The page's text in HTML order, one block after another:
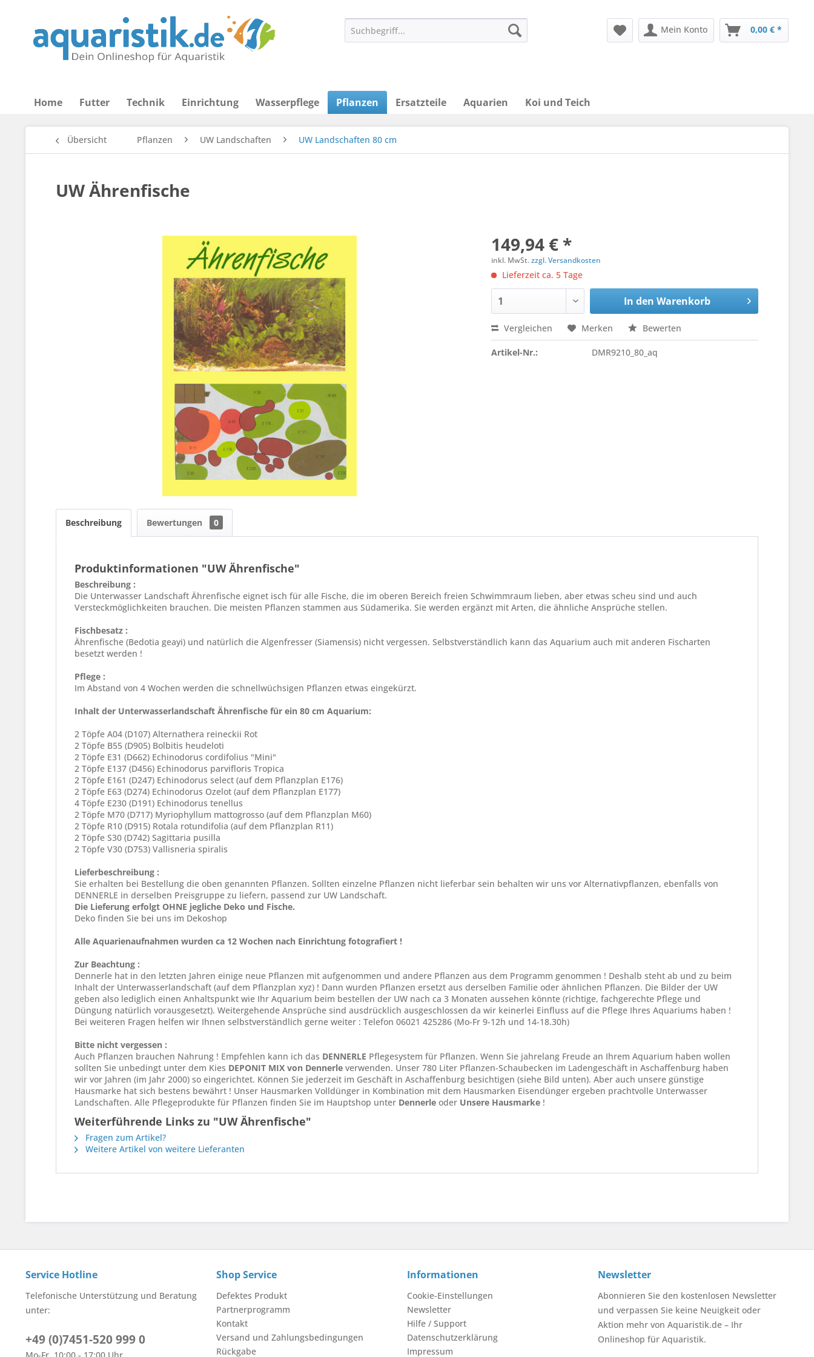
Mein Konto 0,00 € *
Home Futter Technik Einrichtung Wasserpflege Pflanzen Ersatzteile Aquarien Koi und Teich
Übersicht Pflanzen UW Landschaften UW Landschaften 80 cm
UW Ährenfische
149,94 € *
inkl. MwSt.zzgl. Versandkosten
Lieferzeit ca. 5 Tage
In den Warenkorb
Vergleichen Merken Bewerten
Artikel-Nr.: DMR9210_80_aq
Beschreibung Bewertungen 0
Produktinformationen "UW Ährenfische"
Beschreibung :
Die Unterwasser Landschaft Ährenfische eignet isch für alle Fische, die im oberen Bereich freien Schwimmraum lieben, aber etwas scheu sind und auch
Versteckmöglichkeiten brauchen. Die meisten Pflanzen stammen aus Südamerika. Sie werden ergänzt mit Arten, die ähnliche Ansprüche stellen.
Fischbesatz :
Ährenfische (Bedotia geayi) und natürlich die Algenfresser (Siamensis) nicht vergessen. Selbstverständlich kann das Aquarium auch mit anderen Fischarten
besetzt werden !
Pflege :
Im Abstand von 4 Wochen werden die schnellwüchsigen Pflanzen etwas eingekürzt.
Inhalt der Unterwasserlandschaft Ährenfische für ein 80 cm Aquarium:
2 Töpfe A04 (D107) Alternathera reineckii Rot
2 Töpfe B55 (D905) Bolbitis heudeloti
2 Töpfe E31 (D662) Echinodorus cordifolius "Mini"
2 Töpfe E137 (D456) Echinodorus parvifloris Tropica
2 Töpfe E161 (D247) Echinodorus select (auf dem Pflanzplan E176)
2 Töpfe E63 (D274) Echinodorus Ozelot (auf dem Pflanzplan E177)
4 Töpfe E230 (D191) Echinodorus tenellus
2 Töpfe M70 (D717) Myriophyllum mattogrosso (auf dem Pflanzplan M60)
2 Töpfe R10 (D915) Rotala rotundifolia (auf dem Pflanzplan R11)
2 Töpfe S30 (D742) Sagittaria pusilla
2 Töpfe V30 (D753) Vallisneria spiralis
Lieferbeschreibung :
Sie erhalten bei Bestellung die oben genannten Pflanzen. Sollten einzelne Pflanzen nicht lieferbar sein behalten wir uns vor Alternativpflanzen, ebenfalls von
DENNERLE in derselben Preisgruppe zu liefern, passend zur UW Landschaft.
Die Lieferung erfolgt OHNE jegliche Deko und Fische.
Deko finden Sie bei uns im Dekoshop
Alle Aquarienaufnahmen wurden ca 12 Wochen nach Einrichtung fotografiert !
Zur Beachtung :
Dennerle hat in den letzten Jahren einige neue Pflanzen mit aufgenommen und andere Pflanzen aus dem Programm genommen ! Deshalb steht ab und zu beim
Inhalt der Unterwasserlandschaft (auf dem Pflanzplan xyz) ! Dann wurden Pflanzen ersetzt aus derselben Familie oder ähnlichen Pflanzen. Die Bilder der UW
geben also lediglich einen Anhaltspunkt wie Ihr Aquarium beim bestellen der UW nach ca 3 Monaten aussehen könnte (richtige, fachgerechte Pflege und
Düngung natürlich vorausgesetzt). Weitergehende Ansprüche sind ausdrücklich ausgeschlossen da wir keinerlei Einfluss auf die Pflege Ihres Aquariums haben !
Bei weiteren Fragen helfen wir Ihnen selbstverständlich gerne weiter : Telefon 06021 425286 (Mo-Fr 9-12h und 14-18.30h)
Bitte nicht vergessen :
Auch Pflanzen brauchen Nahrung ! Empfehlen kann ich das DENNERLE Pflegesystem für Pflanzen. Wenn Sie jahrelang Freude an Ihrem Aquarium haben wollen
sollten Sie unbedingt unter dem Kies DEPONIT MIX von Dennerle verwenden. Unser 780 Liter Pflanzen-Schaubecken im Ladengeschäft in Aschaffenburg haben
wir vor Jahren (im Jahr 2000) so eingerichtet. Können Sie jederzeit im Geschäft in Aschaffenburg besichtigen (siehe Bild unten). Aber auch unsere günstige
Hausmarke hat sich bestens bewährt ! Unser Hausmarken Volldünger in Kombination mit dem Hausmarken Eisendünger ergeben prachtvolle Unterwasser
Landschaften. Alle Pflegeprodukte für Pflanzen finden Sie im Hauptshop unter Dennerle oder Unsere Hausmarke !
Weiterführende Links zu "UW Ährenfische"
Fragen zum Artikel?
Weitere Artikel von weitere Lieferanten
Service Hotline
Telefonische Unterstützung und Beratung
unter:
+49 (0)7451-520 999 0
Shop Service
Defektes Produkt
Partnerprogramm
Kontakt
Versand und Zahlungsbedingungen
Rückgabe
Informationen
Cookie-Einstellungen
Newsletter
Hilfe / Support
Datenschutzerklärung
Impressum
Newsletter
Abonnieren Sie den kostenlosen Newsletter
und verpassen Sie keine Neuigkeit oder
Aktion mehr von Aquaristik.de – Ihr
Onlineshop für Aquaristik.